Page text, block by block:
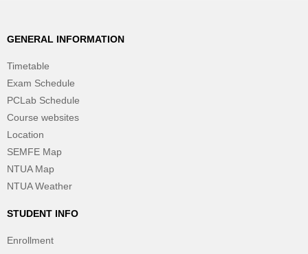
GENERAL INFORMATION
Timetable
Exam Schedule
PCLab Schedule
Course websites
Location
SEMFE Map
NTUA Map
NTUA Weather
STUDENT INFO
Enrollment